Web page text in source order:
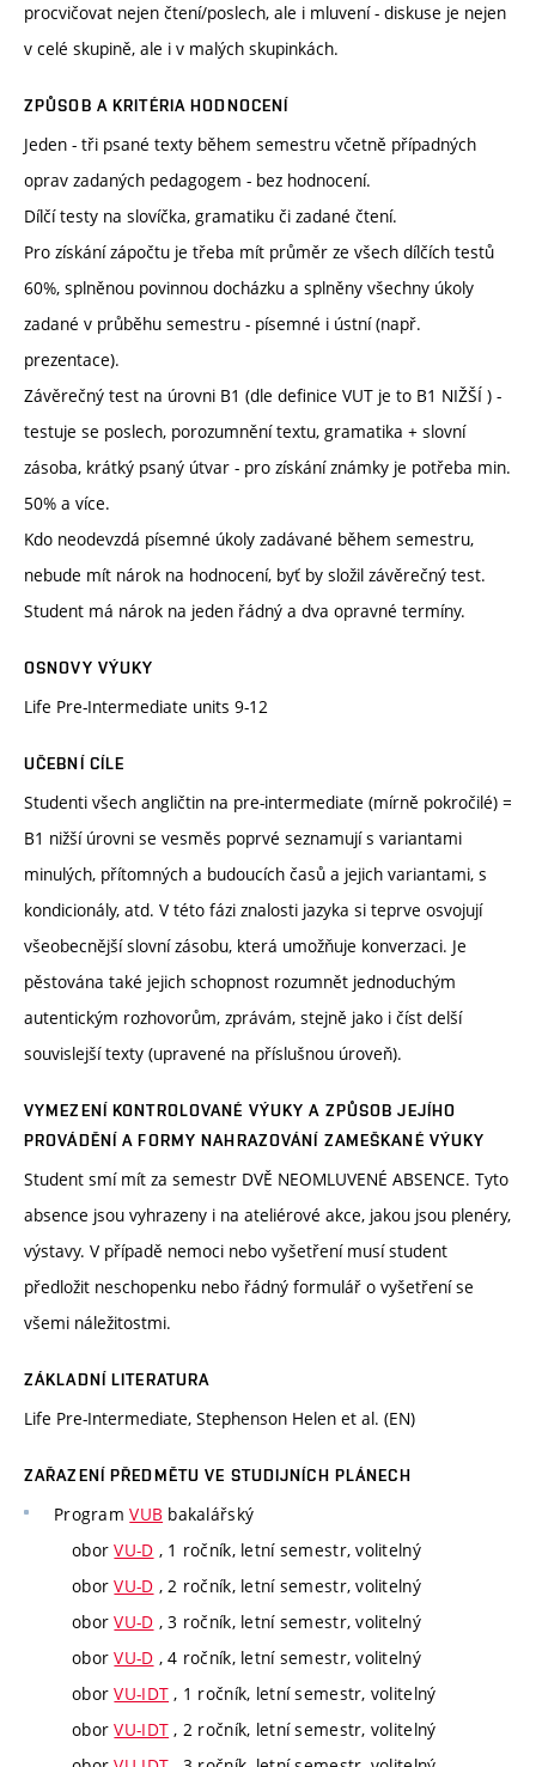
procvičovat nejen čtení/poslech, ale i mluvení - diskuse je nejen
v celé skupině, ale i v malých skupinkách.
ZPŮSOB A KRITÉRIA HODNOCENÍ
Jeden - tři psané texty během semestru včetně případných
oprav zadaných pedagogem - bez hodnocení.
Dílčí testy na slovíčka, gramatiku či zadané čtení.
Pro získání zápočtu je třeba mít průměr ze všech dílčích testů
60%, splněnou povinnou docházku a splněny všechny úkoly
zadané v průběhu semestru - písemné i ústní (např.
prezentace).
Závěrečný test na úrovni B1 (dle definice VUT je to B1 NIŽŠÍ ) -
testuje se poslech, porozumnění textu, gramatika + slovní
zásoba, krátký psaný útvar - pro získání známky je potřeba min.
50% a více.
Kdo neodevzdá písemné úkoly zadávané během semestru,
nebude mít nárok na hodnocení, byť by složil závěrečný test.
Student má nárok na jeden řádný a dva opravné termíny.
OSNOVY VÝUKY
Life Pre-Intermediate units 9-12
UČEBNÍ CÍLE
Studenti všech angličtin na pre-intermediate (mírně pokročilé) =
B1 nižší úrovni se vesměs poprvé seznamují s variantami
minulých, přítomných a budoucích časů a jejich variantami, s
kondicionály, atd. V této fázi znalosti jazyka si teprve osvojují
všeobecnější slovní zásobu, která umožňuje konverzaci. Je
pěstována také jejich schopnost rozumnět jednoduchým
autentickým rozhovorům, zprávám, stejně jako i číst delší
souvislejší texty (upravené na příslušnou úroveň).
VYMEZENÍ KONTROLOVANÉ VÝUKY A ZPŮSOB JEJÍHO
PROVÁDĚNÍ A FORMY NAHRAZOVÁNÍ ZAMEŠKANÉ VÝUKY
Student smí mít za semestr DVĚ NEOMLUVENÉ ABSENCE. Tyto
absence jsou vyhrazeny i na ateliérové akce, jakou jsou plenéry,
výstavy. V případě nemoci nebo vyšetření musí student
předložit neschopenku nebo řádný formulář o vyšetření se
všemi náležitostmi.
ZÁKLADNÍ LITERATURA
Life Pre-Intermediate, Stephenson Helen et al. (EN)
ZAŘAZENÍ PŘEDMĚTU VE STUDIJNÍCH PLÁNECH
ProgramVUB bakalářský
oborVU-D , 1 ročník, letní semestr, volitelný
oborVU-D , 2 ročník, letní semestr, volitelný
oborVU-D , 3 ročník, letní semestr, volitelný
oborVU-D , 4 ročník, letní semestr, volitelný
oborVU-IDT , 1 ročník, letní semestr, volitelný
oborVU-IDT , 2 ročník, letní semestr, volitelný